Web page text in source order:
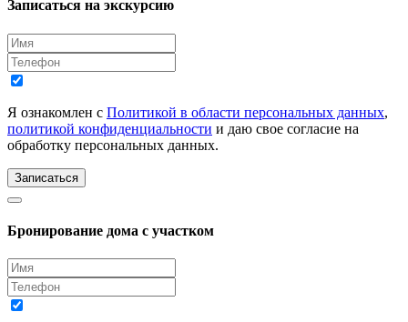
Записаться на экскурсию
Я ознакомлен с Политикой в области персональных данных,
политикой конфиденциальности и даю свое согласие на
обработку персональных данных.
Записаться
Бронирование дома с участком